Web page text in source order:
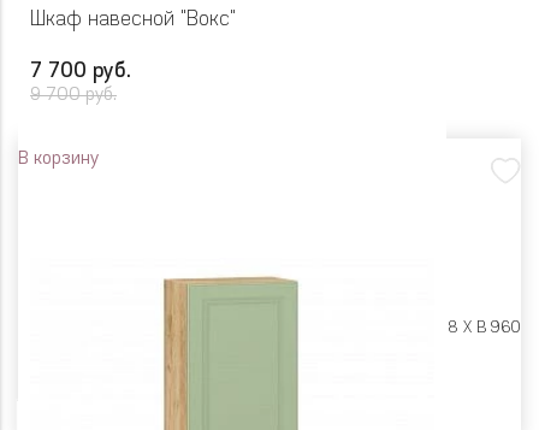
Шкаф навесной "Вокс"
7 700 руб.
9 700 руб.
В корзину
Ш 600 X Г 318 X В 960